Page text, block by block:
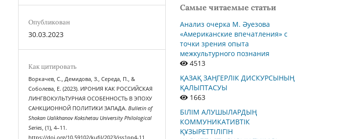
Опубликован
30.03.2023
Как цитировать
Воркачев, С., Демидова, З., Середа, П., &
Соболева, Е. (2023). ИРОНИЯ КАК РОССИЙСКАЯ
ЛИНГВОКУЛЬТУРНАЯ ОСОБЕННОСТЬ В ЭПОХУ
САНКЦИОННОЙ ПОЛИТИКИ ЗАПАДА.Bulletin of
Shokan Ualikhanov Kokshetau University Philological
Series , (1), 4–11.
https://doi.org/10.59102/kufil/2023/iss1pp4-11
Самые читаемые статьи
Анализ очерка М. Әуезова
«Американские впечатления» с
точки зрения опыта
межкультурного познания
4513
ҚАЗАҚ ЗАҢГЕРЛІК ДИСКУРСЫНЫҢ
ҚАЛЫПТАСУЫ
1663
БІЛІМ АЛУШЫЛАРДЫҢ
КОММУНИКАТИВТІК
ҚҰЗЫРЕТТІЛІГІН